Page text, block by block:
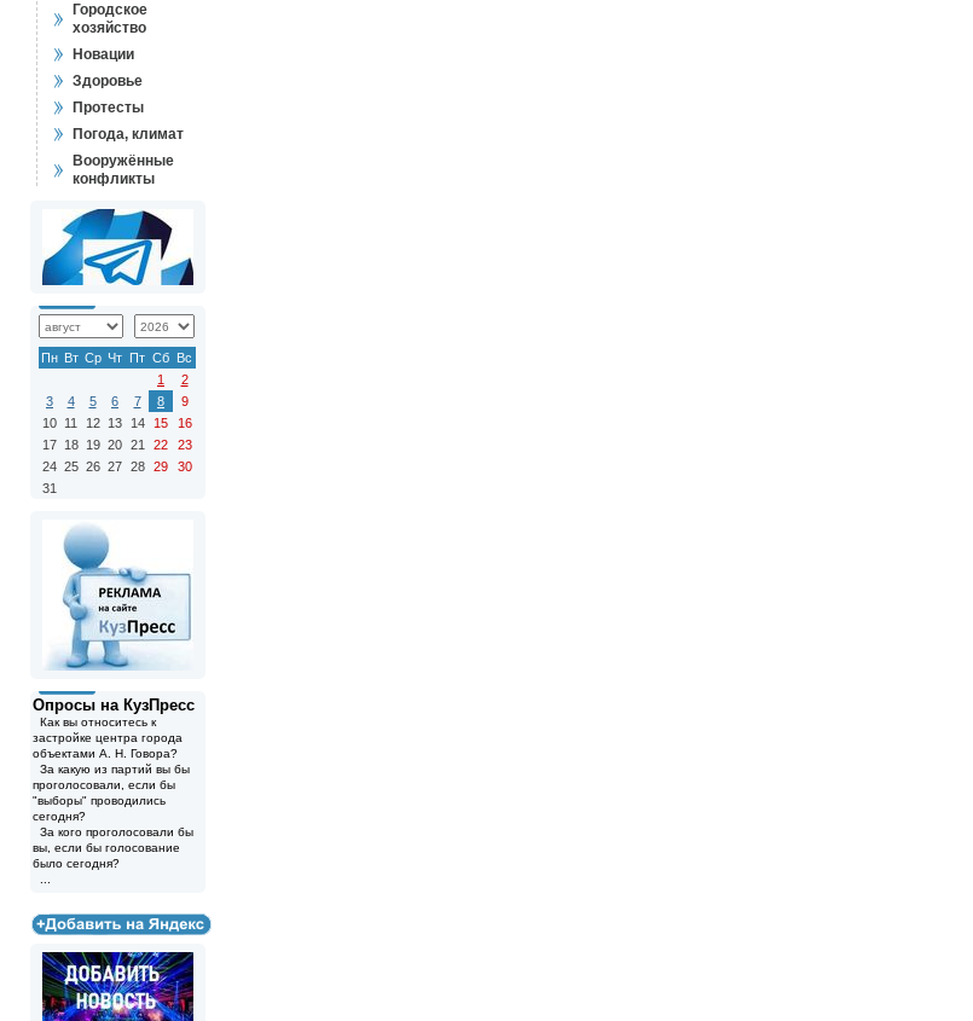
Городское
хозяйство
Новации
Здоровье
Протесты
Погода, климат
Вооружённые
конфликты
Пн Вт Ср Чт Пт Сб Вс
1
2
3
4 5 6 7 8
9
10 11 12 13 14 15
16
17 18 19 20 21 22
23
24 25 26 27 28 29
30
31
Опросы на КузПресс
Как вы относитесь к
застройке центра города
объектами А. Н. Говора?
За какую из партий вы бы
проголосовали, если бы
"выборы" проводились
сегодня?
За кого проголосовали бы
вы, если бы голосование
было сегодня?